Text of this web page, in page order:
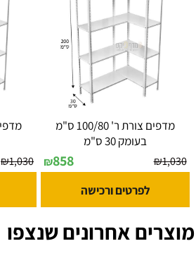
מדפים צורת ר' 100/80 ס"מ
בעומק 30 ס"מ
₪1,030
₪858
לפרטים ורכישה
₪1,030
מוצרים אחרונים שנצפו